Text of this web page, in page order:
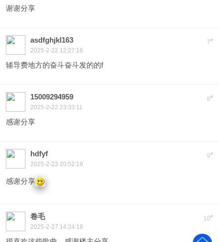
谢谢分享
7#
asdfghjkl163
2025-2-22 12:27:16
辅导费地方的奋斗奋斗发的的f
8#
15009294959
2025-2-22 23:33:11
感谢分享
9#
hdfyf
2025-2-23 20:52:19
感谢分享
10#
卷毛
2025-2-27 14:24:18